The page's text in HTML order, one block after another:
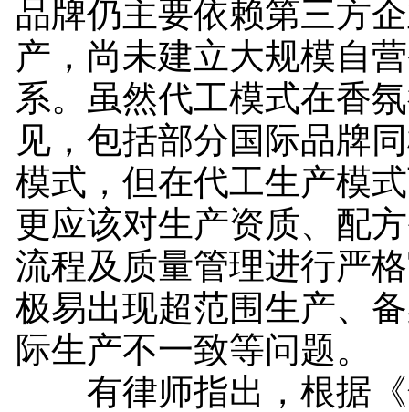
品牌仍主要依赖第三方
产，尚未建立大规模自
系。虽然代工模式在香
见，包括部分国际品牌
模式，但在代工生产模
更应该对生产资质、配
流程及质量管理进行严
极易出现超范围生产、
际生产不一致等问题。
有律师指出，根据《